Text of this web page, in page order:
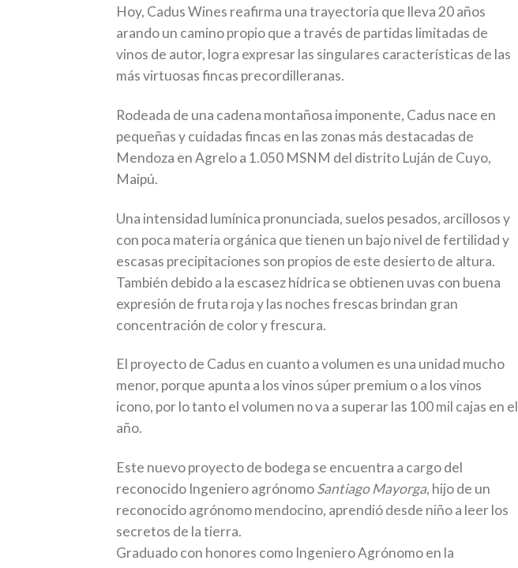
Hoy, Cadus Wines reafirma una trayectoria que lleva 20 años
arando un camino propio que a través de partidas limitadas de
vinos de autor, logra expresar las singulares características de las
más virtuosas fincas precordilleranas.
Rodeada de una cadena montañosa imponente, Cadus nace en
pequeñas y cuidadas fincas en las zonas más destacadas de
Mendoza en Agrelo a 1.050 MSNM del distrito Luján de Cuyo,
Maipú.
Una intensidad lumínica pronunciada, suelos pesados, arcillosos y
con poca materia orgánica que tienen un bajo nivel de fertilidad y
escasas precipitaciones son propios de este desierto de altura.
También debido a la escasez hídrica se obtienen uvas con buena
expresión de fruta roja y las noches frescas brindan gran
concentración de color y frescura.
El proyecto de Cadus en cuanto a volumen es una unidad mucho
menor, porque apunta a los vinos súper premium o a los vinos
icono, por lo tanto el volumen no va a superar las 100 mil cajas en el
año.
Este nuevo proyecto de bodega se encuentra a cargo del
reconocido Ingeniero agrónomoSantiago Mayorga, hijo de un
reconocido agrónomo mendocino, aprendió desde niño a leer los
secretos de la tierra.
Graduado con honores como Ingeniero Agrónomo en la